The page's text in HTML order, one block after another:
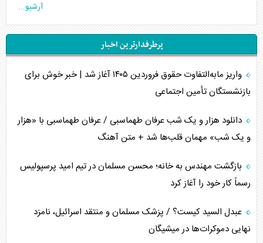
تخریب پل‌ها در اوکراین و فروپاشی روایت دوگانه غرب
اربعین، کابوس مشترک تل‌آویو-واشنگتن
برنامه هفتم توسعه در نقطه کور سیاستگذاری
اوکراین بازوی مخرب آمریکا در غرب آسیا
اهمیت راهبردی اردن برای آمریکا
پیام، ظرفیت بالفعل‌نشده تجارت ایران
همسویی عربستان با سنتکام علیه متحدان ایران
آرشیو...
پرطرفدارترین اخبار
واریز مابه‌التفاوت حقوق فروردین ۱۴۰۵ آغاز شد | خبر خوش برای
بازنشستگان تأمین اجتماعی
دانلود هزار و یک شب عرفان طهماسبی / عرفان طهماسبی با «هزار
و یک شب» مهمان قلب‌ها شد + متن آهنگ
بازگشت مهندس به خانه؛ محسن مسلمان در تیم امید پرسپولیس
رسماً کار خود را آغاز کرد
عبدل السید کیست؟ / پزشک مسلمان و منتقد اسرائیل، نامزد
نهایی دموکرات‌ها در میشیگان